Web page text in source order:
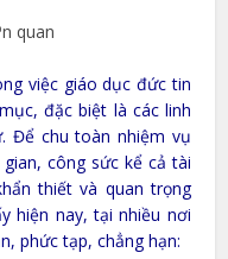
việc giáo dục đức tin
đặc biệt là các linh
Để chu toàn nhiệm vụ
công sức kể cả tài
thiết và quan trọng
hiện nay, tại nhiều nơi
phức tạp, chẳng hạn: